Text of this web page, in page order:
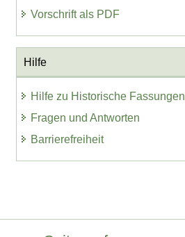
Vorschrift als PDF
Hilfe
Hilfe zu Historische Fassungen
Fragen und Antworten
Barrierefreiheit